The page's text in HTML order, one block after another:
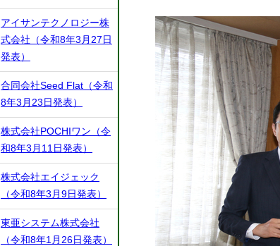
アイサンテクノロジー株
式会社（令和8年3月27日
発表）
合同会社Seed Flat（令和
8年3月23日発表）
株式会社POCHIワン（令
和8年3月11日発表）
株式会社エイジェック
（令和8年3月9日発表）
東亜システム株式会社
（令和8年1月26日発表）